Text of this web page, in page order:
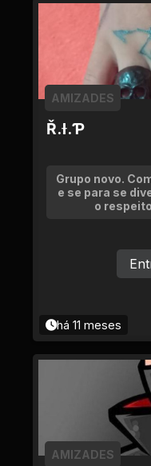
Ř.Ɨ.Ƥ
AMIZADES
Grupo novo.
e se para se
o
há 11 meses
AMIZADES